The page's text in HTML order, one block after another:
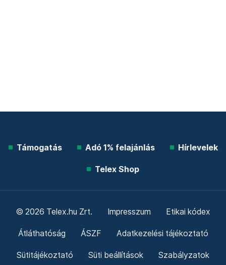
Támogatás Adó 1% felajánlás Hírlevelek
Telex Shop
© 2026 Telex.hu Zrt. Impresszum Etikai kódex
Átláthatóság ÁSZF Adatkezelési tájékoztató
Sütitájékoztató Süti beállítások Szabályzatok